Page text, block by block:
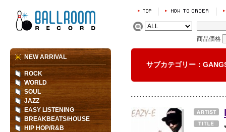
商品価格
サブカテゴリー：
NEW ARRIVAL
ROCK
WORLD
SOUL
JAZZ
EASY LISTENING
BREAKBEATS/HOUSE
HIP HOP/R&B